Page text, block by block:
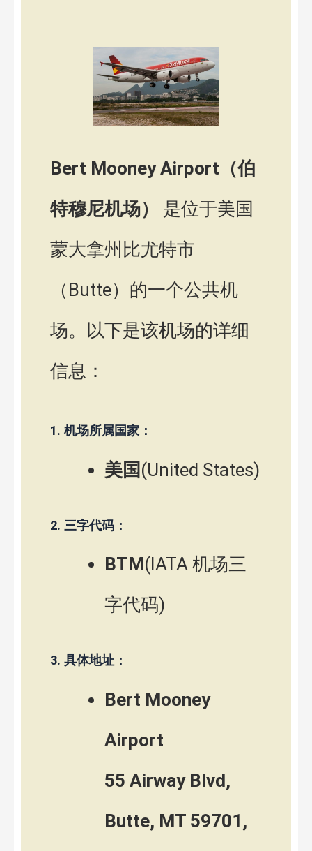
Bert Mooney Airport（伯
特穆尼机场）
是位于美国
蒙大拿州比尤特市
（Butte）的一个公共机
场。以下是该机场的详细
信息：
1. 机场所属国家：
美国 (United States)
2. 三字代码：
BTM(IATA 机场三
字代码)
3. 具体地址：
Bert Mooney
Airport
55 Airway Blvd,
Butte, MT 59701,